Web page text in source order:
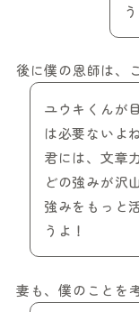
後に僕の恩師は、
ユウキくんが
は必要ないよ
君には、文章
どの強みが沢
強みをもっと
うよ！
妻も、僕のことを